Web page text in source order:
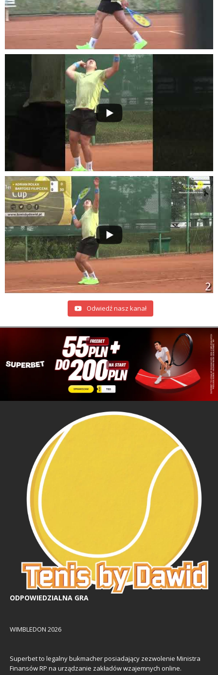
Odwiedź nasz kanał
ODPOWIEDZIALNA GRA
WIMBLEDON 2026
Superbet to legalny bukmacher posiadający zezwolenie Ministra
Finansów RP na urządzanie zakładów wzajemnych online.